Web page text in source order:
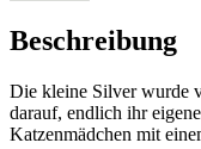
Beschreibung
Die kleine Silver wurde
darauf, endlich ihr
Katzenmädchen mit